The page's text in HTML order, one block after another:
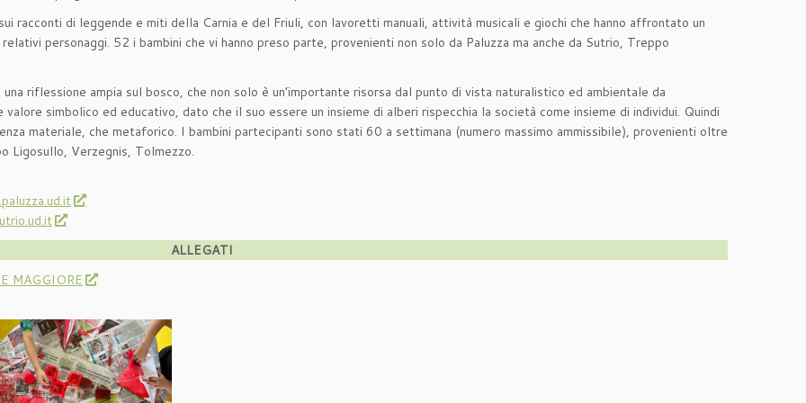
racconti di leggende e miti della Carnia e del Friuli, con lavoretti manuali, attività musicali e giochi che hanno affrontato un
personaggi. 52 i bambini che vi hanno preso parte, provenienti non solo da Paluzza ma anche da Sutrio, Treppo
riflessione ampia sul bosco, che non solo è un’importante risorsa dal punto di vista naturalistico ed ambientale da
simbolico ed educativo, dato che il suo essere un insieme di alberi rispecchia la società come insieme di individui. Quindi
materiale, che metaforico. I bambini partecipanti sono stati 60 a settimana (numero massimo ammissibile), provenienti oltre
Ligosullo, Verzegnis, Tolmezzo.
ALLEGATI
MAGGIORE